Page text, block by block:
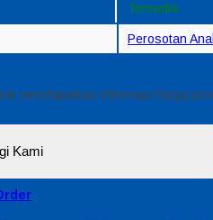
Tersedia
Perosotan
mendapatkan informasi harga
Kami